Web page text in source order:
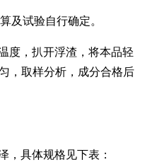
及试验自行确定。
度，扒开浮渣，将本品轻
，取样分析，成分合格后
，具体规格见下表：